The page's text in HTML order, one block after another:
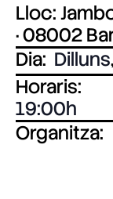
Lloc:
· 08002
Dia: Dilluns,
Horaris:
19:00
Organitza: